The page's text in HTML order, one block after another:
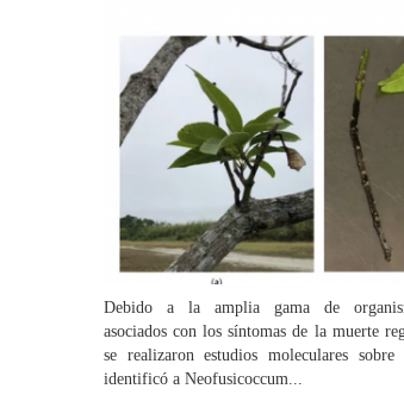
Debido a la amplia gama de
asociados con los síntomas de la muerte
se realizaron estudios moleculares
identificó a Neofusicoccum...